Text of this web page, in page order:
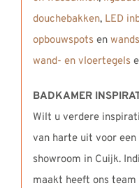
douchebakken, LED
opbouwspots en
wand- en vloertegels
BADKAMER
Wilt u verdere
van harte uit voor
showroom in Cuijk.
maakt heeft ons